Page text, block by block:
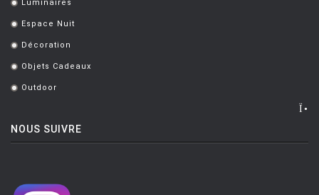
. Luminaires
. Espace Nuit
. Décoration
. Objets Cadeaux
. Outdoor
NOUS SUIVRE